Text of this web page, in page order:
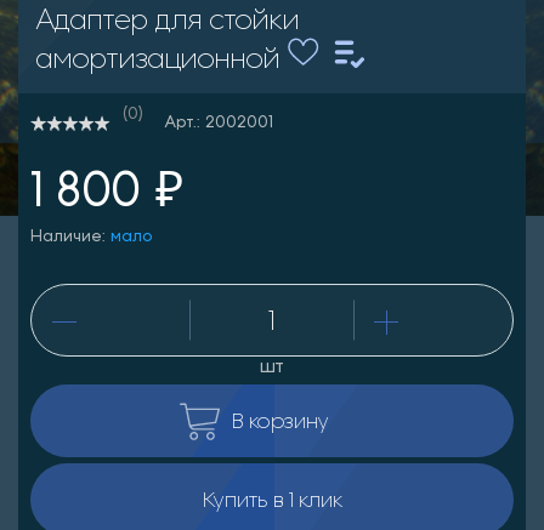
Адаптер для стойки
амортизационной
(0)
Арт.: 2002001
1 800 ₽
Наличие: мало
шт
В корзину
Купить в 1 клик